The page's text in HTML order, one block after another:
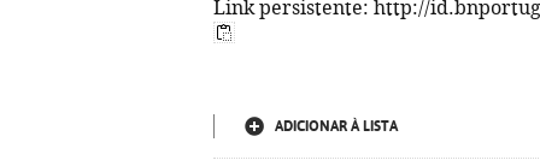
Link persistente: http://
ADICIONAR À LISTA